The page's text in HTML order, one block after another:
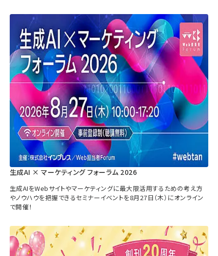
生成AI × マーケティング フォーラム 2026
生成AIをWebサイトやマーケティングに最大限活用するための考え方
やノウハウを把握できるセミナーイベントを8月27日（木）にオンライン
で開催！